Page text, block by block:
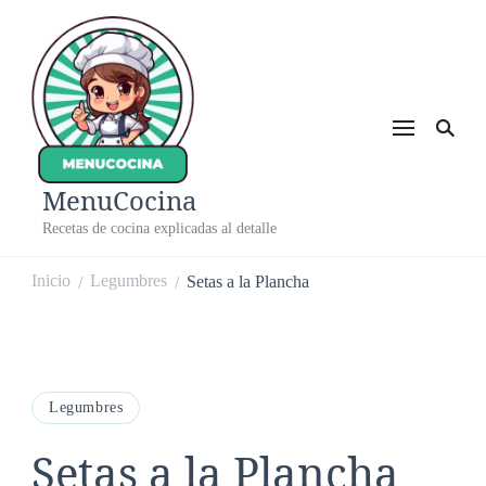
MenuCocina
Recetas de cocina explicadas al detalle
Inicio / Legumbres / Setas a la Plancha
Legumbres
Setas a la Plancha